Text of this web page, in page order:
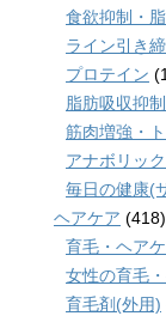
食欲抑制・
ライン引き
プロテイン
脂肪吸収抑
筋肉増強・
アナボリッ
毎日の健康(
ヘアケア (418)
育毛・ヘア
女性の育毛
育毛剤(外用)